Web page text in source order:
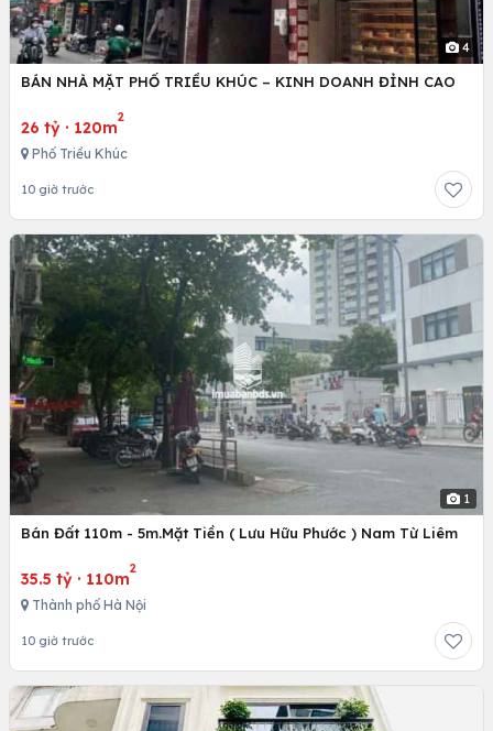
4
BÁN NHÀ MẶT PHỐ TRIỀU KHÚC – KINH DOANH ĐỈNH CAO
26 tỷ · 120m
2
Phố Triều Khúc
10 giờ trước
1
Bán Đất 110m - 5m.Mặt Tiền ( Lưu Hữu Phước ) Nam Từ Liêm
35.5 tỷ · 110m
2
Thành phố Hà Nội
10 giờ trước